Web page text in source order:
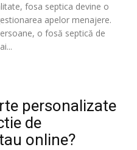
fosa septica devine o
apelor menajere.
o fosă septică de
personalizate
de
online?